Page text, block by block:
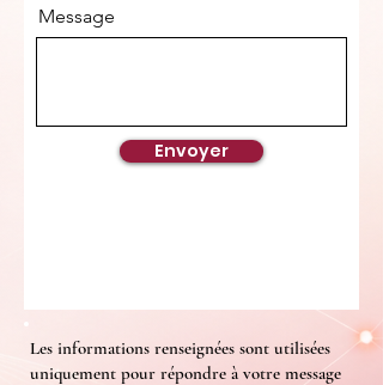
Message
Envoyer
Les informations renseignées sont utilisées
uniquement pour répondre à votre message